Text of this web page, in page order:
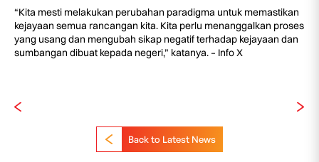
“Kita mesti melakukan perubahan paradigma untuk memastikan
kejayaan semua rancangan kita. Kita perlu menanggalkan proses
yang usang dan mengubah sikap negatif terhadap kejayaan dan
sumbangan dibuat kepada negeri,” katanya. – Info X
Back to Latest News